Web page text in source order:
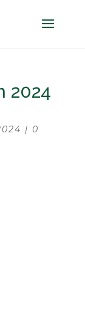
2024
| 0